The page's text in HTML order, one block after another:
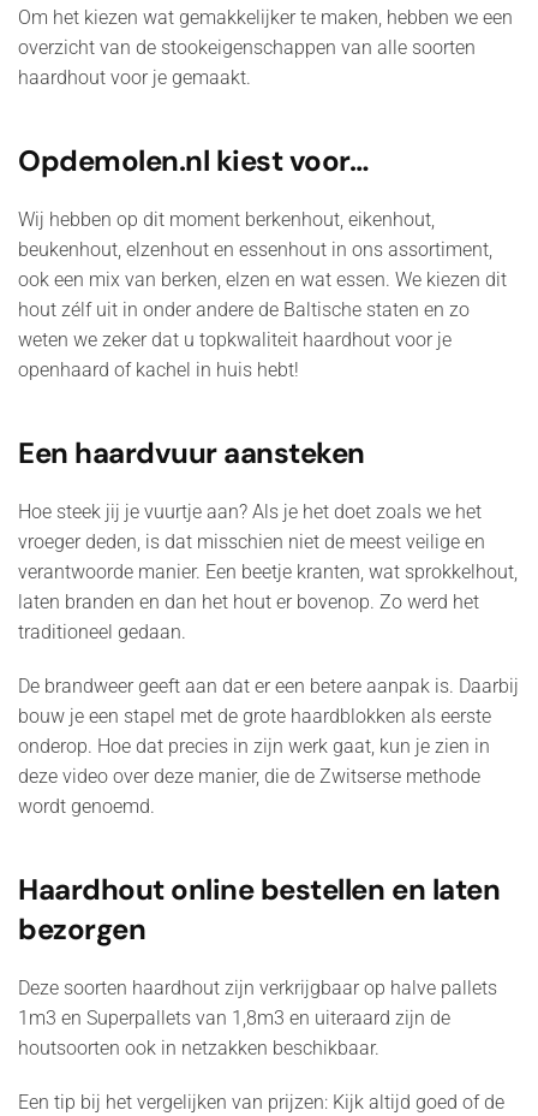
Om het kiezen wat gemakkelijker te maken, hebben we een
overzicht van de stookeigenschappen van alle soorten
haardhout voor je gemaakt.
Opdemolen.nl kiest voor…
Wij hebben op dit moment berkenhout, eikenhout,
beukenhout, elzenhout en essenhout in ons assortiment,
ook een mix van berken, elzen en wat essen. We kiezen dit
hout zélf uit in onder andere de Baltische staten en zo
weten we zeker dat u topkwaliteit haardhout voor je
openhaard of kachel in huis hebt!
Een haardvuur aansteken
Hoe steek jij je vuurtje aan? Als je het doet zoals we het
vroeger deden, is dat misschien niet de meest veilige en
verantwoorde manier. Een beetje kranten, wat sprokkelhout,
laten branden en dan het hout er bovenop. Zo werd het
traditioneel gedaan.
De brandweer geeft aan dat er een betere aanpak is. Daarbij
bouw je een stapel met de grote haardblokken als eerste
onderop. Hoe dat precies in zijn werk gaat, kun je zien in
deze video over deze manier, die de Zwitserse methode
wordt genoemd.
Haardhout online bestellen en laten
bezorgen
Deze soorten haardhout zijn verkrijgbaar op halve pallets
1m3 en Superpallets van 1,8m3 en uiteraard zijn de
houtsoorten ook in netzakken beschikbaar.
Een tip bij het vergelijken van prijzen: Kijk altijd goed of de